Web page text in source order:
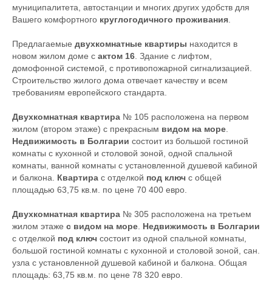
муниципалитета, автостанции и многих других удобств для
Вашего комфортного круглогодичного проживания.
Предлагаемые двухкомнатные квартиры находится в
новом жилом доме с актом 16. Здание с лифтом,
домофонной системой, с противопожарной сигнализацией.
Строительство жилого дома отвечает качеству и всем
требованиям европейского стандарта.
Двухкомнатная квартира № 105 расположена на первом
жилом (втором этаже) с прекрасным видом на море.
Недвижимость в Болгарии состоит из большой гостиной
комнаты с кухонной и столовой зоной, одной спальной
комнаты, ванной комнаты с установленной душевой кабиной
и балкона. Квартира с отделкой под ключ с общей
площадью 63,75 кв.м. по цене 70 400 евро.
Двухкомнатная квартира № 305 расположена на третьем
жилом этаже с видом на море. Недвижимость в Болгарии
с отделкой под ключ состоит из одной спальной комнаты,
большой гостиной комнаты с кухонной и столовой зоной, сан.
узла с установленной душевой кабиной и балкона. Общая
площадь: 63,75 кв.м. по цене 78 320 евро.